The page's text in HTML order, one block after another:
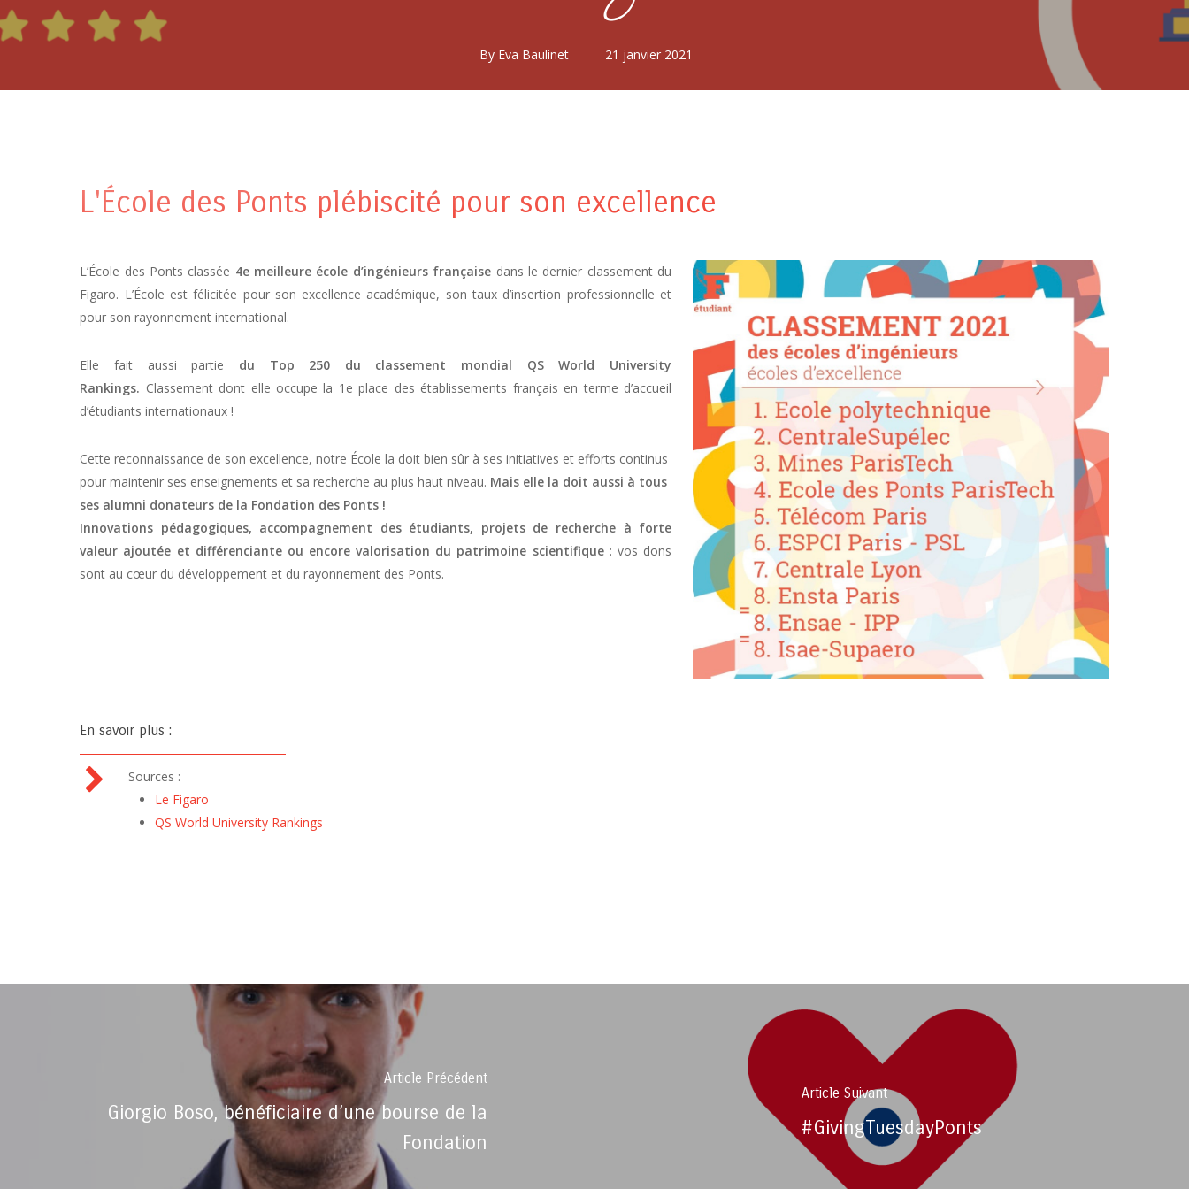
By Eva Baulinet 21 janvier 2021
L'École des Ponts plébiscité pour son excellence
L’École des Ponts classée 4e meilleure école d’ingénieurs française dans le dernier classement du
Figaro. L’École est félicitée pour son excellence académique, son taux d’insertion professionnelle et
pour son rayonnement international.
Elle fait aussi partie du Top 250 du classement mondial QS World University
Rankings. Classement dont elle occupe la 1e place des établissements français en terme d’accueil
d’étudiants internationaux !
Cette reconnaissance de son excellence, notre École la doit bien sûr à ses initiatives et efforts continus
pour maintenir ses enseignements et sa recherche au plus haut niveau. Mais elle la doit aussi à tous
ses alumni donateurs de la Fondation des Ponts !
Innovations pédagogiques, accompagnement des étudiants, projets de recherche à forte
valeur ajoutée et différenciante ou encore valorisation du patrimoine scientifique: vos dons
sont au cœur du développement et du rayonnement des Ponts.
En savoir plus :
Sources :
Le Figaro
QS World University Rankings
Article Précédent
Giorgio Boso, bénéficiaire d’une bourse de la
Fondation
Article Suivant
#GivingTuesdayPonts